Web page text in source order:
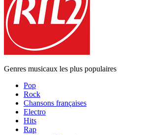
Genres musicaux les plus populaires
Pop
Rock
Chansons françaises
Electro
Hits
Rap